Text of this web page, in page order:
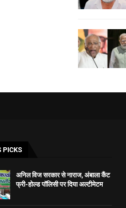
PICKS
अनिल विज सरकार से नाराज, अंबाला कैंट
फ्री-होल्ड पॉलिसी पर दिया अल्टीमेटम